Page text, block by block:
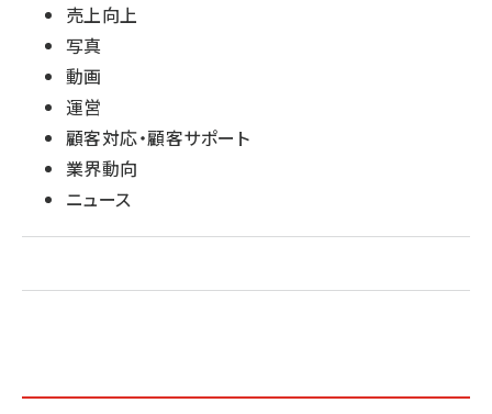
売上向上
写真
動画
運営
顧客対応・顧客サポート
業界動向
ニュース